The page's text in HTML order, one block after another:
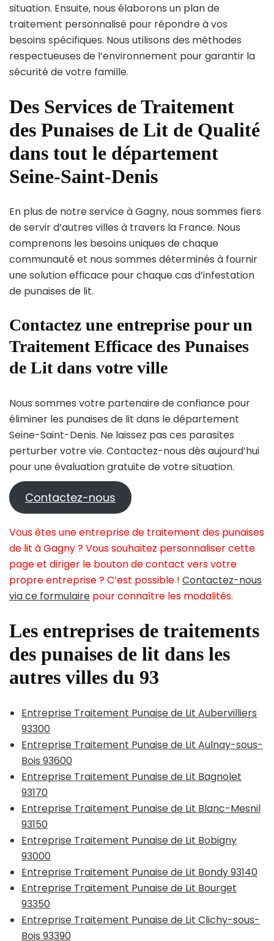
situation. Ensuite, nous élaborons un plan de
traitement personnalisé pour répondre à vos
besoins spécifiques. Nous utilisons des méthodes
respectueuses de l’environnement pour garantir la
sécurité de votre famille.
Des Services de Traitement
des Punaises de Lit de Qualité
dans tout le département
Seine-Saint-Denis
En plus de notre service à Gagny, nous sommes fiers
de servir d’autres villes à travers la France. Nous
comprenons les besoins uniques de chaque
communauté et nous sommes déterminés à fournir
une solution efficace pour chaque cas d’infestation
de punaises de lit.
Contactez une entreprise pour un
Traitement Efficace des Punaises
de Lit dans votre ville
Nous sommes votre partenaire de confiance pour
éliminer les punaises de lit dans le département
Seine-Saint-Denis. Ne laissez pas ces parasites
perturber votre vie. Contactez-nous dès aujourd’hui
pour une évaluation gratuite de votre situation.
Contactez-nous
Vous êtes une entreprise de traitement des punaises
de lit à Gagny ? Vous souhaitez personnaliser cette
page et diriger le bouton de contact vers votre
propre entreprise ? C’est possible ! Contactez-nous
via ce formulaire pour connaître les modalités.
Les entreprises de traitements
des punaises de lit dans les
autres villes du 93
Entreprise Traitement Punaise de Lit Aubervilliers
93300
Entreprise Traitement Punaise de Lit Aulnay-sous-
Bois 93600
Entreprise Traitement Punaise de Lit Bagnolet
93170
Entreprise Traitement Punaise de Lit Blanc-Mesnil
93150
Entreprise Traitement Punaise de Lit Bobigny
93000
Entreprise Traitement Punaise de Lit Bondy 93140
Entreprise Traitement Punaise de Lit Bourget
93350
Entreprise Traitement Punaise de Lit Clichy-sous-
Bois 93390